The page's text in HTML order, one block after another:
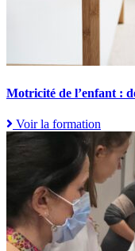
Motricité de l’enfant :
Voir la formation